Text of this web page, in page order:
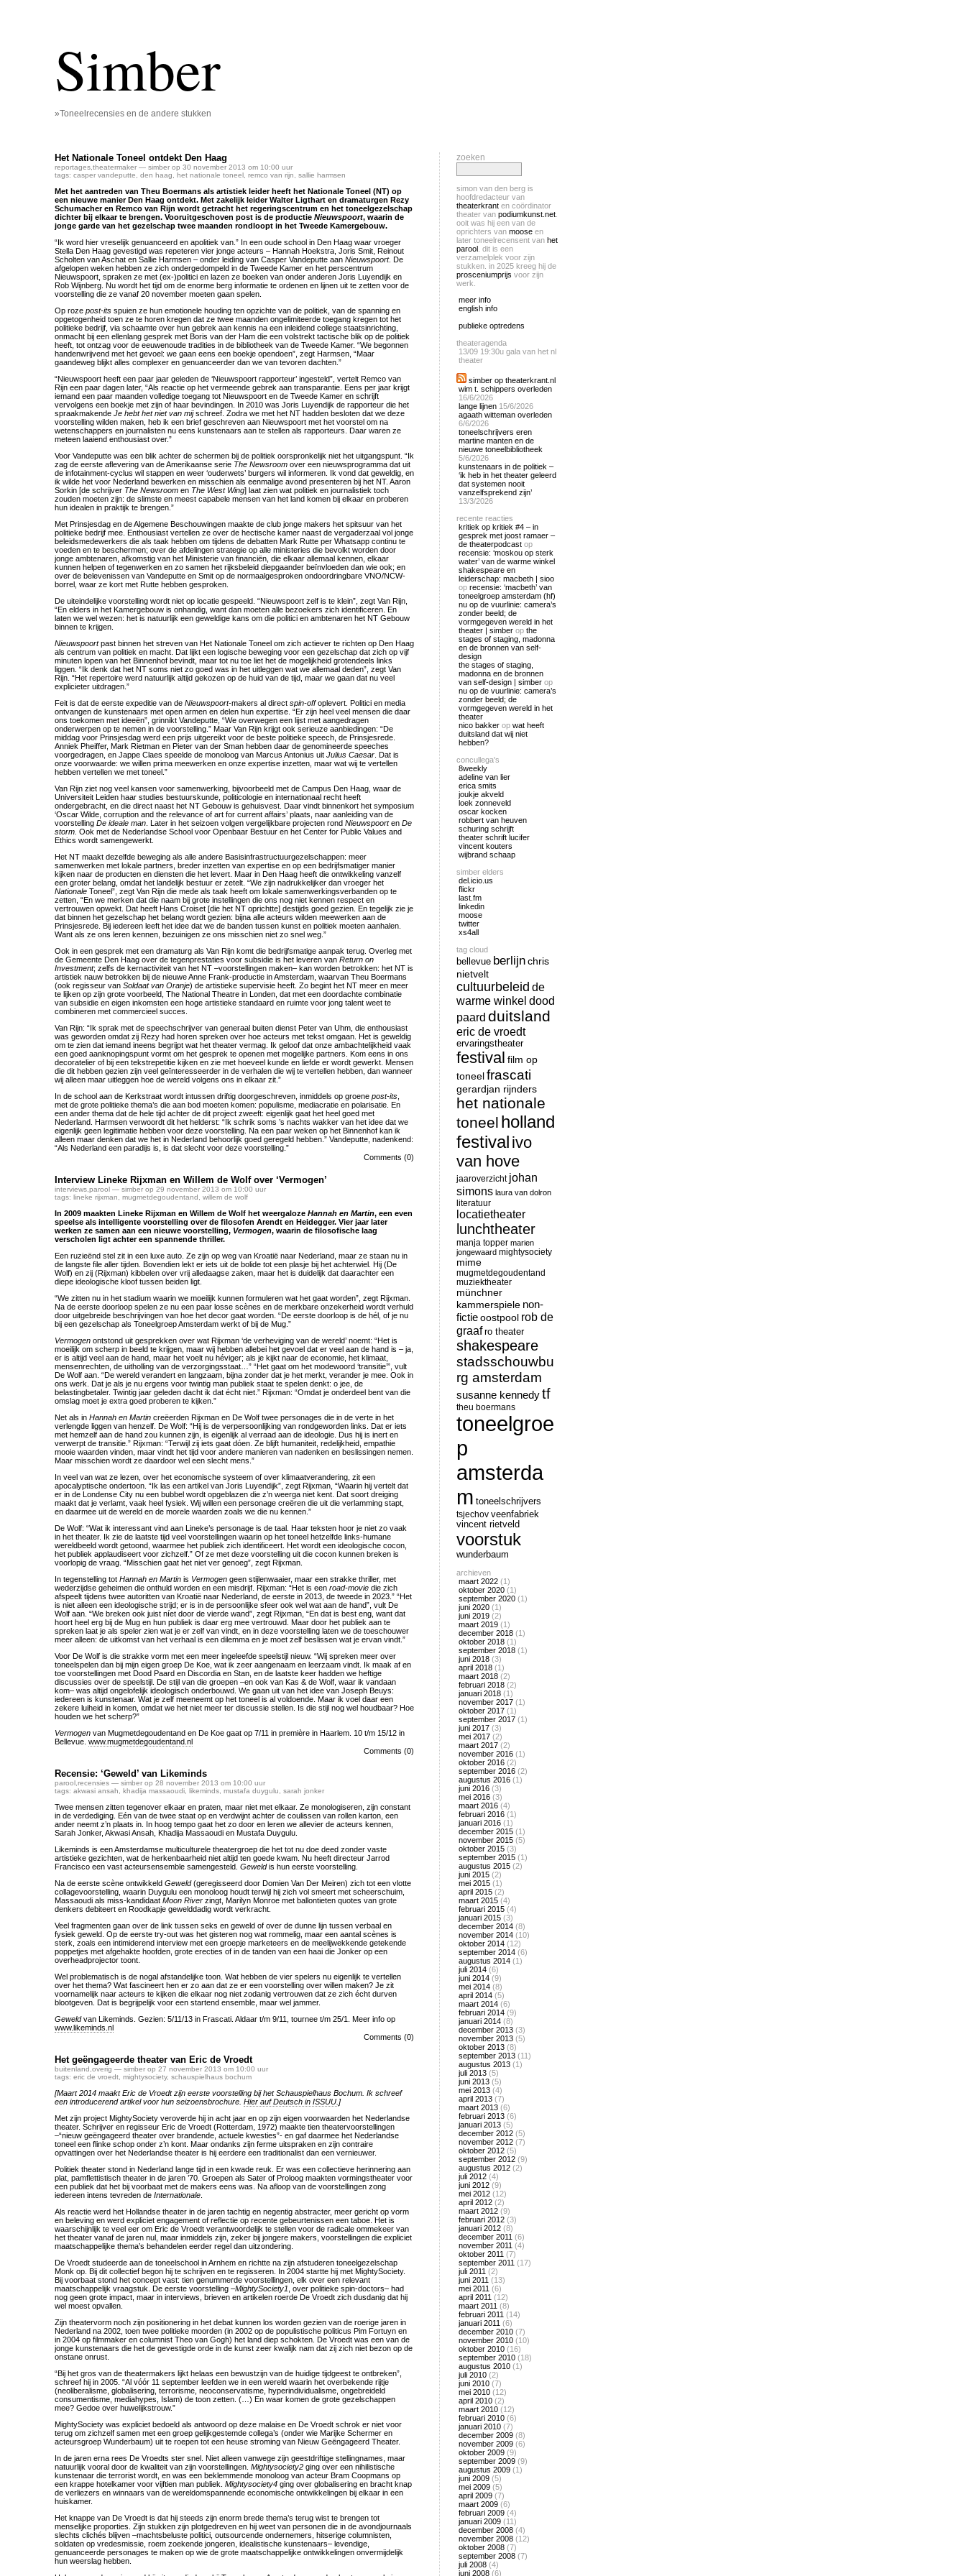
Simber
»Toneelrecensies en de andere stukken
Het Nationale Toneel ontdekt Den Haag
reportages theatermaker — simber op 30 november 2013 om 10:00 uur
tags: casper vandeputte den haag het nationale toneel remco van rijn sallie harmsen
Met het aantreden van Theu Boermans als artistiek leider heeft het Nationale Toneel (NT) op
een nieuwe manier Den Haag ontdekt. Met zakelijk leider Walter Ligthart en dramaturgen Rezy
Schumacher en Remco van Rijn wordt getracht het regeringscentrum en het toneelgezelschap
dichter bij elkaar te brengen. Vooruitgeschoven post is de productie Nieuwspoort, waarin de
jonge garde van het gezelschap twee maanden rondloopt in het Tweede Kamergebouw.
“Ik word hier vreselijk genuanceerd en apolitiek van.” In een oude school in Den Haag waar vroeger
Stella Den Haag gevestigd was repeteren vier jonge acteurs – Hannah Hoekstra, Joris Smit, Reinout
Scholten van Aschat en Sallie Harmsen – onder leiding van Casper Vandeputte aan Nieuwspoort. De
afgelopen weken hebben ze zich ondergedompeld in de Tweede Kamer en het perscentrum
Nieuwspoort, spraken ze met (ex-)politici en lazen ze boeken van onder anderen Joris Luyendijk en
Rob Wijnberg. Nu wordt het tijd om de enorme berg informatie te ordenen en lijnen uit te zetten voor de
voorstelling die ze vanaf 20 november moeten gaan spelen.
Op roze post-its spuien ze hun emotionele houding ten opzichte van de politiek, van de spanning en
opgetogenheid toen ze te horen kregen dat ze twee maanden ongelimiteerde toegang kregen tot het
politieke bedrijf, via schaamte over hun gebrek aan kennis na een inleidend college staatsinrichting,
onmacht bij een ellenlang gesprek met Boris van der Ham die een volstrekt tactische blik op de politiek
heeft, tot ontzag voor de eeuwenoude tradities in de bibliotheek van de Tweede Kamer. “We begonnen
handenwrijvend met het gevoel: we gaan eens een boekje opendoen”, zegt Harmsen, “Maar
gaandeweg blijkt alles complexer en genuanceerder dan we van tevoren dachten.”
“Nieuwspoort heeft een paar jaar geleden de ‘Nieuwspoort rapporteur’ ingesteld”, vertelt Remco van
Rijn een paar dagen later, “Als reactie op het vermeende gebrek aan transparantie. Eens per jaar krijgt
iemand een paar maanden volledige toegang tot Nieuwspoort en de Tweede Kamer en schrijft
vervolgens een boekje met zijn of haar bevindingen. In 2010 was Joris Luyendijk de rapporteur die het
spraakmakende Je hebt het niet van mijschreef. Zodra we met het NT hadden besloten dat we deze
voorstelling wilden maken, heb ik een brief geschreven aan Nieuwspoort met het voorstel om na
wetenschappers en journalisten nu eens kunstenaars aan te stellen als rapporteurs. Daar waren ze
meteen laaiend enthousiast over.”
Voor Vandeputte was een blik achter de schermen bij de politiek oorspronkelijk niet het uitgangspunt. “Ik
zag de eerste aflevering van de Amerikaanse serie The Newsroom over een nieuwsprogramma dat uit
de infotainment-cyclus wil stappen en weer ‘ouderwets’ burgers wil informeren. Ik vond dat geweldig, en
ik wilde het voor Nederland bewerken en misschien als eenmalige avond presenteren bij het NT. Aaron
Sorkin [de schrijver The Newsroom en The West Wing] laat zien wat politiek en journalistiek toch
zouden moeten zijn: de slimste en meest capabele mensen van het land komen bij elkaar en proberen
hun idealen in praktijk te brengen.”
Met Prinsjesdag en de Algemene Beschouwingen maakte de club jonge makers het spitsuur van het
politieke bedrijf mee. Enthousiast vertellen ze over de hectische kamer naast de vergaderzaal vol jonge
beleidsmedewerkers die als taak hebben om tijdens de debatten Mark Rutte per Whatsapp continu te
voeden en te beschermen; over de afdelingen strategie op alle ministeries die bevolkt worden door
jonge ambtenaren, afkomstig van het Ministerie van financiën, die elkaar allemaal kennen, elkaar
kunnen helpen of tegenwerken en zo samen het rijksbeleid diepgaander beïnvloeden dan wie ook; en
over de belevenissen van Vandeputte en Smit op de normaalgesproken ondoordringbare VNO/NCW-
borrel, waar ze kort met Rutte hebben gesproken.
De uiteindelijke voorstelling wordt niet op locatie gespeeld. “Nieuwspoort zelf is te klein”, zegt Van Rijn,
“En elders in het Kamergebouw is onhandig, want dan moeten alle bezoekers zich identificeren. En
laten we wel wezen: het is natuurlijk een geweldige kans om die politici en ambtenaren het NT Gebouw
binnen te krijgen.
Nieuwspoortpast binnen het streven van Het Nationale Toneel om zich actiever te richten op Den Haag
als centrum van politiek en macht. Dat lijkt een logische beweging voor een gezelschap dat zich op vijf
minuten lopen van het Binnenhof bevindt, maar tot nu toe liet het de mogelijkheid grotendeels links
liggen. “Ik denk dat het NT soms niet zo goed was in het uitleggen wat we allemaal deden”, zegt Van
Rijn. “Het repertoire werd natuurlijk altijd gekozen op de huid van de tijd, maar we gaan dat nu veel
explicieter uitdragen.”
Feit is dat de eerste expeditie van de Nieuwspoort-makers al direct spin-offoplevert. Politici en media
ontvangen de kunstenaars met open armen en delen hun expertise. “Er zijn heel veel mensen die daar
ons toekomen met ideeën”, grinnikt Vandeputte, “We overwegen een lijst met aangedragen
onderwerpen op te nemen in de voorstelling.” Maar Van Rijn krijgt ook serieuze aanbiedingen: “De
middag voor Prinsjesdag werd een prijs uitgereikt voor de beste politieke speech, de Prinsjesrede.
Anniek Pheiffer, Mark Rietman en Pieter van der Sman hebben daar de genomineerde speeches
voorgedragen, en Jappe Claes speelde de monoloog van Marcus Antonius uit Julius Caesar . Dat is
onze voorwaarde: we willen prima meewerken en onze expertise inzetten, maar wat wij te vertellen
hebben vertellen we met toneel.”
Van Rijn ziet nog veel kansen voor samenwerking, bijvoorbeeld met de Campus Den Haag, waar de
Universiteit Leiden haar studies bestuurskunde, politicologie en internationaal recht heeft
ondergebracht, en die direct naast het NT Gebouw is gehuisvest. Daar vindt binnenkort het symposium
‘Oscar Wilde, corruption and the relevance of art for current affairs’ plaats, naar aanleiding van de
voorstelling De ideale man . Later in het seizoen volgen vergelijkbare projecten rond Nieuwspoorten De
storm. Ook met de Nederlandse School voor Openbaar Bestuur en het Center for Public Values and
Ethics wordt samengewerkt.
Het NT maakt dezelfde beweging als alle andere Basisinfrastructuurgezelschappen: meer
samenwerken met lokale partners, breder inzetten van expertise en op een bedrijfsmatiger manier
kijken naar de producten en diensten die het levert. Maar in Den Haag heeft die ontwikkeling vanzelf
een groter belang, omdat het landelijk bestuur er zetelt. “We zijn nadrukkelijker dan vroeger het
Nationale Toneel”, zegt Van Rijn die mede als taak heeft om lokale samenwerkingsverbanden op te
zetten, “En we merken dat die naam bij grote instellingen die ons nog niet kennen respect en
vertrouwen opwekt. Dat heeft Hans Croiset [die het NT oprichtte] destijds goed gezien. En tegelijk zie je
dat binnen het gezelschap het belang wordt gezien: bijna alle acteurs wilden meewerken aan de
Prinsjesrede. Bij iedereen leeft het idee dat we de banden tussen kunst en politiek moeten aanhalen.
Want als ze ons leren kennen, bezuinigen ze ons misschien niet zo snel weg.”
Ook in een gesprek met een dramaturg als Van Rijn komt die bedrijfsmatige aanpak terug. Overleg met
de Gemeente Den Haag over de tegenprestaties voor subsidie is het leveren van Return on
Investment; zelfs de kernactiviteit van het NT –voorstellingen maken– kan worden betrokken: het NT is
artistiek nauw betrokken bij de nieuwe Anne Frank-productie in Amsterdam, waarvan Theu Boermans
(ook regisseur van Soldaat van Oranje) de artistieke supervisie heeft. Zo begint het NT meer en meer
te lijken op zijn grote voorbeeld, The National Theatre in Londen, dat met een doordachte combinatie
van subsidie en eigen inkomsten een hoge artistieke standaard en ruimte voor jong talent weet te
combineren met commercieel succes.
Van Rijn: “Ik sprak met de speechschrijver van generaal buiten dienst Peter van Uhm, die enthousiast
was geworden omdat zij Rezy had horen spreken over hoe acteurs met tekst omgaan. Het is geweldig
om te zien dat iemand ineens begrijpt wat het theater vermag. Ik geloof dat onze ambachtelijkheid vaak
een goed aanknopingspunt vormt om het gesprek te openen met mogelijke partners. Kom eens in ons
decoratelier of bij een tekstrepetitie kijken en zie met hoeveel kunde en liefde er wordt gewerkt. Mensen
die dit hebben gezien zijn veel geïnteresseerder in de verhalen die wij te vertellen hebben, dan wanneer
wij alleen maar uitleggen hoe de wereld volgens ons in elkaar zit.”
In de school aan de Kerkstraat wordt intussen driftig doorgeschreven, inmiddels op groene post-its
met de grote politieke thema’s die aan bod moeten komen: populisme, mediacratie en polarisatie. En
een ander thema dat de hele tijd achter de dit project zweeft: eigenlijk gaat het heel goed met
Nederland. Harmsen verwoordt dit het helderst: “Ik schrik soms ’s nachts wakker van het idee dat we
eigenlijk geen legitimatie hebben voor deze voorstelling. Na een paar weken op het Binnenhof kan ik
alleen maar denken dat we het in Nederland behoorlijk goed geregeld hebben.” Vandeputte, nadenkend:
“Als Nederland een paradijs is, is dat slecht voor deze voorstelling.”
Comments (0)
Interview Lineke Rijxman en Willem de Wolf over ‘Vermogen’
interviews parool — simber op 29 november 2013 om 10:00 uur
tags: lineke rijxman mugmetdegoudentand willem de wolf
In 2009 maakten Lineke Rijxman en Willem de Wolf het weergaloze Hannah en Martin, een even
speelse als intelligente voorstelling over de filosofen Arendt en Heidegger. Vier jaar later
werken ze samen aan een nieuwe voorstelling, Vermogen, waarin de filosofische laag
verscholen ligt achter een spannende thriller.
Een ruzieënd stel zit in een luxe auto. Ze zijn op weg van Kroatië naar Nederland, maar ze staan nu in
de langste file aller tijden. Bovendien lekt er iets uit de bolide tot een plasje bij het achterwiel. Hij (De
Wolf) en zij (Rijxman) kibbelen over vrij alledaagse zaken, maar het is duidelijk dat daarachter een
diepe ideologische kloof tussen beiden ligt.
“We zitten nu in het stadium waarin we moeilijk kunnen formuleren wat het gaat worden”, zegt Rijxman.
Na de eerste doorloop spelen ze nu een paar losse scènes en de merkbare onzekerheid wordt verhuld
door uitgebreide beschrijvingen van hoe het decor gaat worden. “De eerste doorloop is de hél, of je nu
bij een gezelschap als Toneelgroep Amsterdam werkt of bij de Mug.”
Vermogen ontstond uit gesprekken over wat Rijxman ‘de verheviging van de wereld’ noemt: “Het is
moeilijk om scherp in beeld te krijgen, maar wij hebben allebei het gevoel dat er veel aan de hand is – ja,
er is altijd veel aan de hand, maar het voelt nu héviger; als je kijkt naar de economie, het klimaat,
mensenrechten, de uitholling van de verzorgingsstaat…” “Het gaat om het modewoord ‘transitie’”, vult
De Wolf aan. “De wereld verandert en langzaam, bijna zonder dat je het merkt, verander je mee. Ook in
ons werk. Dat je als je nu ergens voor twintig man publiek staat te spelen denkt: o jee, de
belastingbetaler. Twintig jaar geleden dacht ik dat écht niet.” Rijxman: “Omdat je onderdeel bent van die
omslag moet je extra goed proberen te kijken.”
Net als in Hannah en Martin creëerden Rijxman en De Wolf twee personages die in de verte in het
verlengde liggen van henzelf. De Wolf: “Hij is de verpersoonlijking van rondgeworden links. Dat er iets
met hemzelf aan de hand zou kunnen zijn, is eigenlijk al verraad aan de ideologie. Dus hij is inert en
verwerpt de transitie.” Rijxman: “Terwijl zij iets gaat dóen. Ze blijft humaniteit, redelijkheid, empathie
mooie waarden vinden, maar vindt het tijd voor andere manieren van nadenken en beslissingen nemen.
Maar misschien wordt ze daardoor wel een slecht mens.”
In veel van wat ze lezen, over het economische systeem of over klimaatverandering, zit een
apocalyptische ondertoon. “Ik las een artikel van Joris Luyendijk”, zegt Rijxman, “Waarin hij vertelt dat
er in de Londense City nu een bubbel wordt opgeblazen die z’n weerga niet kent. Dat soort dreiging
maakt dat je verlamt, vaak heel fysiek. Wij willen een personage creëren die uit die verlamming stapt,
en daarmee uit de wereld en de morele waarden zoals we die nu kennen.”
De Wolf: “Wat ik interessant vind aan Lineke’s personage is de taal. Haar teksten hoor je niet zo vaak
in het theater. Ik zie de laatste tijd veel voorstellingen waarin op het toneel hetzelfde links-humane
wereldbeeld wordt getoond, waarmee het publiek zich identificeert. Het wordt een ideologische cocon,
het publiek applaudiseert voor zichzelf.” Of ze met deze voorstelling uit die cocon kunnen breken is
voorlopig de vraag. “Misschien gaat het niet ver genoeg”, zegt Rijxman.
In tegenstelling tot Hannah en Martin is Vermogen geen stijlenwaaier, maar een strakke thriller, met
wederzijdse geheimen die onthuld worden en een misdrijf. Rijxman: “Het is een road-movie die zich
afspeelt tijdens twee autoritten van Kroatië naar Nederland, de eerste in 2013, de tweede in 2023.” “Het
is niet alleen een ideologische strijd; er is in de persoonlijke sfeer ook wel wat aan de hand”, vult De
Wolf aan. “We breken ook juist níet door de vierde wand”, zegt Rijxman, “En dat is best eng, want dat
hoort heel erg bij de Mug en hun publiek is daar erg mee vertrouwd. Maar door het publiek aan te
spreken laat je als speler zien wat je er zelf van vindt, en in deze voorstelling laten we de toeschouwer
meer alleen: de uitkomst van het verhaal is een dilemma en je moet zelf beslissen wat je ervan vindt.”
Voor De Wolf is die strakke vorm met een meer ingeleefde speelstijl nieuw. “Wij spreken meer over
toneelspelen dan bij mijn eigen groep De Koe, wat ik zeer aangenaam en leerzaam vindt. Ik maak af en
toe voorstellingen met Dood Paard en Discordia en Stan, en de laatste keer hadden we heftige
discussies over de speelstijl. De stijl van die groepen –en ook van Kas & de Wolf, waar ik vandaan
kom– was altijd ongelofelijk ideologisch onderbouwd. We gaan uit van het idee van Joseph Beuys:
iedereen is kunstenaar. Wat je zelf meeneemt op het toneel is al voldoende. Maar ik voel daar een
zekere luiheid in komen, omdat we het niet meer ter discussie stellen. Is die stijl nog wel houdbaar? Hoe
houden we het scherp?”
Vermogen van Mugmetdegoudentand en De Koe gaat op 7/11 in première in Haarlem. 10 t/m 15/12 in
Bellevue. www.mugmetdegoudentand.nl
Comments (0)
Recensie: ‘Geweld’ van Likeminds
parool recensies — simber op 28 november 2013 om 10:00 uur
tags: akwasi ansah khadija massaoudi likeminds mustafa duygulu sarah jonker
Twee mensen zitten tegenover elkaar en praten, maar niet met elkaar. Ze monologiseren, zijn constant
in de verdediging. Eén van de twee staat op en verdwijnt achter de coulissen van rollen karton, een
ander neemt z’n plaats in. In hoog tempo gaat het zo door en leren we allevier de acteurs kennen,
Sarah Jonker, Akwasi Ansah, Khadija Massaoudi en Mustafa Duygulu.
Likeminds is een Amsterdamse multiculturele theatergroep die het tot nu doe deed zonder vaste
artistieke gezichten, wat de herkenbaarheid niet altijd ten goede kwam. Nu heeft directeur Jarrod
Francisco een vast acteursensemble samengesteld. Geweldis hun eerste voorstelling.
Na de eerste scène ontwikkeld Geweld(geregisseerd door Domien Van Der Meiren) zich tot een vlotte
collagevoorstelling, waarin Duygulu een monoloog houdt terwijl hij zich vol smeert met scheerschuim,
Massaoudi als miss-kandidaat Moon River zingt, Marilyn Monroe met ballontieten quotes van grote
denkers debiteert en Roodkapje gewelddadig wordt verkracht.
Veel fragmenten gaan over de link tussen seks en geweld of over de dunne lijn tussen verbaal en
fysiek geweld. Op de eerste try-out was het gisteren nog wat rommelig, maar een aantal scènes is
sterk, zoals een intimiderend interview met een groepje marketeers en de meelijwekkende getekende
poppetjes met afgehakte hoofden, grote erecties of in de tanden van een haai die Jonker op een
overheadprojector toont.
Wel problematisch is de nogal afstandelijke toon. Wat hebben de vier spelers nu eigenlijk te vertellen
over het thema? Wat fascineert hen er zo aan dat ze er een voorstelling over willen maken? Je zit
voornamelijk naar acteurs te kijken die elkaar nog niet zodanig vertrouwen dat ze zich écht durven
blootgeven. Dat is begrijpelijk voor een startend ensemble, maar wel jammer.
Geweldvan Likeminds. Gezien: 5/11/13 in Frascati. Aldaar t/m 9/11, tournee t/m 25/1. Meer info op
www.likeminds.nl
Comments (0)
Het geëngageerde theater van Eric de Vroedt
buitenland overig — simber op 27 november 2013 om 10:00 uur
tags: eric de vroedt mightysociety, schauspielhaus bochum
[Maart 2014 maakt Eric de Vroedt zijn eerste voorstelling bij het Schauspielhaus Bochum. Ik schreef
een introducerend artikel voor hun seizoensbrochure. Hier auf Deutsch in ISSUU. ]
Met zijn project MightySociety veroverde hij in acht jaar en op zijn eigen voorwaarden het Nederlandse
theater. Schrijver en regisseur Eric de Vroedt (Rotterdam, 1972) maakte tien theatervoorstellingen
–“nieuw geëngageerd theater over brandende, actuele kwesties”- en gaf daarmee het Nederlandse
toneel een flinke schop onder z’n kont. Maar ondanks zijn ferme uitspraken en zijn contraire
opvattingen over het Nederlandse theater is hij eerdere een traditionalist dan een vernieuwer.
Politiek theater stond in Nederland lange tijd in een kwade reuk. Er was een collectieve herinnering aan
plat, pamflettistisch theater in de jaren ’70. Groepen als Sater of Proloog maakten vormingstheater voor
een publiek dat het bij voorbaat met de makers eens was. Na afloop van de voorstellingen zong
iedereen intens tevreden de Internationale
Als reactie werd het Hollandse theater in de jaren tachtig en negentig abstracter, meer gericht op vorm
en beleving en werd expliciet engagement of reflectie op recente gebeurtenissen een taboe. Het is
waarschijnlijk te veel eer om Eric de Vroedt verantwoordelijk te stellen voor de radicale ommekeer van
het theater vanaf de jaren nul, maar inmiddels zijn, zeker bij jongere makers, voorstellingen die expliciet
maatschappelijke thema’s behandelen eerder regel dan uitzondering.
De Vroedt studeerde aan de toneelschool in Arnhem en richtte na zijn afstuderen toneelgezelschap
Monk op. Bij dit collectief begon hij te schrijven en te regisseren. In 2004 startte hij met MightySociety.
Bij voorbaat stond het concept vast: tien genummerde voorstellingen, elk over een relevant
maatschappelijk vraagstuk. De eerste voorstelling –MightySociety1 , over politieke spin-doctors– had
nog geen grote impact, maar in interviews, brieven en artikelen roerde De Vroedt zich dusdanig dat hij
wel moest opvallen.
Zijn theatervorm noch zijn positionering in het debat kunnen los worden gezien van de roerige jaren in
Nederland na 2002, toen twee politieke moorden (in 2002 op de populistische politicus Pim Fortuyn en
in 2004 op filmmaker en columnist Theo van Gogh) het land diep schokten. De Vroedt was een van de
jonge kunstenaars die het de gevestigde orde in de kunst zeer kwalijk nam dat zij zich niet bezon op de
onstane onrust.
“Bij het gros van de theatermakers lijkt helaas een bewustzijn van de huidige tijdgeest te ontbreken”,
schreef hij in 2005. “Al vóór 11 september leefden we in een wereld waarin het overbekende rijtje
(neoliberalisme, globalisering, terrorisme, neoconservatisme, hyperindividualisme, ongebreideld
consumentisme, mediahypes, Islam) de toon zetten. (…) En waar komen de grote gezelschappen
mee? Gedoe over huwelijkstrouw.”
MightySociety was expliciet bedoeld als antwoord op deze malaise en De Vroedt schrok er niet voor
terug om zichzelf samen met een groep gelijkgestemde collega’s (onder wie Marijke Schermer en
acteursgroep Wunderbaum) uit te roepen tot een heuse stroming van Nieuw Geëngageerd Theater.
In de jaren erna rees De Vroedts ster snel. Niet alleen vanwege zijn geestdriftige stellingnames, maar
natuurlijk vooral door de kwaliteit van zijn voorstellingen. Mightysociety2 ging over een nihilistische
kunstenaar die terrorist wordt, en was een beklemmende monoloog van acteur Bram Coopmans op
een krappe hotelkamer voor vijftien man publiek. Mightysociety4 ging over globalisering en bracht knap
de verliezers en winnaars van de wereldomspannende economische ontwikkelingen bij elkaar in een
huiskamer.
Het knappe van De Vroedt is dat hij steeds zijn enorm brede thema’s terug wist te brengen tot
menselijke proporties. Zijn stukken zijn plotgedreven en hij weet van personen die in de avondjournaals
slechts clichés blijven –machtsbeluste politici, outsourcende ondernemers, hitserige columnisten,
soldaten op vredesmissie, roem zoekende jongeren, idealistische kunstenaars– levendige,
genuanceerde personages te maken op wie de grote maatschappelijke ontwikkelingen onvermijdelijk
hun weerslag hebben.
zoeken
simon van den berg is
hoofdredacteur van
theaterkrant en coördinator
theater van podiumkunst.net
ooit was hij een van de
oprichters van moose en
later toneelrecensent van het
parool . dit is een
verzamelplek voor zijn
stukken. in 2025 kreeg hij de
prosceniumprijs voor zijn
werk.
meer info
english info
publieke optredens
theateragenda
13/09 19:30u gala van het nl
theater
simber op theaterkrant.nl
wim t. schippers overleden
16/6/2026
lange lijnen 15/6/2026
agaath witteman overleden
6/6/2026
toneelschrijvers eren
martine manten en de
nieuwe toneelbibliotheek
5/6/2026
kunstenaars in de politiek –
‘ik heb in het theater geleerd
dat systemen nooit
vanzelfsprekend zijn’
13/3/2026
recente reacties
kritiek op kritiek #4 – in
gesprek met joost ramaer –
de theaterpodcast op
recensie: ‘moskou op sterk
water’ van de warme winkel
shakespeare en
leiderschap: macbeth | sioo
op recensie: ‘macbeth’ van
toneelgroep amsterdam (hf)
nu op de vuurlinie: camera’s
zonder beeld; de
vormgegeven wereld in het
theater | simber op the
stages of staging, madonna
en de bronnen van self-
design
the stages of staging,
madonna en de bronnen
van self-design | simber op
nu op de vuurlinie: camera’s
zonder beeld; de
vormgegeven wereld in het
theater
nico bakker op wat heeft
duitsland dat wij niet
hebben?
concullega's
8weekly
adeline van lier
erica smits
joukje akveld
loek zonneveld
oscar kocken
robbert van heuven
schuring schrijft
theater schrift lucifer
vincent kouters
wijbrand schaap
simber elders
del.icio.us
flickr
last.fm
linkedin
moose
twitter
xs4all
tag cloud
bellevue berlijnchris
nietvelt
cultuurbeleid de
warme winkel dood
paard duitsland
eric de vroedt
ervaringstheater
festival film op
toneelfrascati
gerardjan rijnders
het nationale
toneel holland
festival ivo
van hove
jaaroverzicht johan
simons laura van dolron
literatuur
locatietheater
lunchtheater
manja topper marien
jongewaard mightysociety
mime
mugmetdegoudentand
muziektheater
münchner
kammerspiele non-
fictieoostpool rob de
graaf ro theater
shakespeare
stadsschouwbu
rg amsterdam
susanne kennedytf
theu boermans
toneelgroe
p
amsterda
m toneelschrijvers
tsjechov veenfabriek
vincent rietveld
voorstuk
wunderbaum
archieven
maart 2022 (1)
oktober 2020 (1)
september 2020 (1)
juni 2020 (1)
juni 2019 (2)
maart 2019 (1)
december 2018 (1)
oktober 2018 (1)
september 2018 (1)
juni 2018 (3)
april 2018 (1)
maart 2018 (2)
februari 2018 (2)
januari 2018 (1)
november 2017 (1)
oktober 2017 (1)
september 2017 (1)
juni 2017 (3)
mei 2017 (2)
maart 2017 (2)
november 2016 (1)
oktober 2016 (2)
september 2016 (2)
augustus 2016 (1)
juni 2016 (3)
mei 2016 (3)
maart 2016 (4)
februari 2016 (1)
januari 2016 (1)
december 2015 (1)
november 2015 (5)
oktober 2015 (3)
september 2015 (1)
augustus 2015 (2)
juni 2015 (2)
mei 2015 (1)
april 2015 (2)
maart 2015 (4)
februari 2015 (4)
januari 2015 (3)
december 2014 (8)
november 2014 (10)
oktober 2014 (12)
september 2014 (6)
augustus 2014 (1)
juli 2014 (6)
juni 2014 (9)
mei 2014 (8)
april 2014 (5)
maart 2014 (6)
februari 2014 (9)
januari 2014 (8)
december 2013 (3)
november 2013 (5)
oktober 2013 (8)
september 2013 (11)
augustus 2013 (1)
juli 2013 (5)
juni 2013 (5)
mei 2013 (4)
april 2013 (7)
maart 2013 (6)
februari 2013 (6)
januari 2013 (5)
december 2012 (5)
november 2012 (7)
oktober 2012 (5)
september 2012 (9)
augustus 2012 (2)
juli 2012 (4)
juni 2012 (9)
mei 2012 (12)
april 2012 (2)
maart 2012 (9)
februari 2012 (3)
januari 2012 (8)
december 2011 (6)
november 2011 (4)
oktober 2011 (7)
september 2011 (17)
juli 2011 (2)
juni 2011 (13)
mei 2011 (6)
april 2011 (12)
maart 2011 (8)
februari 2011 (14)
januari 2011 (6)
december 2010 (7)
november 2010 (10)
oktober 2010 (16)
september 2010 (18)
augustus 2010 (1)
juli 2010 (2)
juni 2010 (7)
mei 2010 (12)
april 2010 (2)
maart 2010 (12)
februari 2010 (6)
januari 2010 (7)
december 2009 (8)
november 2009 (6)
oktober 2009 (9)
september 2009 (9)
augustus 2009 (1)
juni 2009 (5)
mei 2009 (5)
april 2009 (7)
maart 2009 (6)
februari 2009 (4)
januari 2009 (11)
december 2008 (4)
november 2008 (12)
oktober 2008 (7)
september 2008 (7)
juli 2008 (4)
juni 2008 (6)